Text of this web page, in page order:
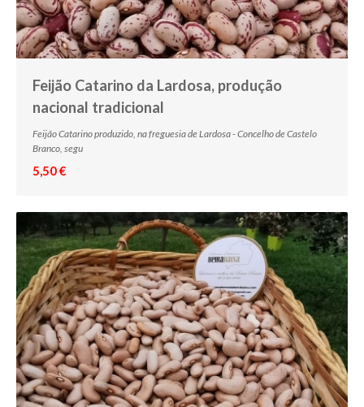
Feijão Catarino da Lardosa, produção
nacional tradicional
Feijão Catarino produzido, na freguesia de Lardosa - Concelho de Castelo
Branco, segu
5,50 €